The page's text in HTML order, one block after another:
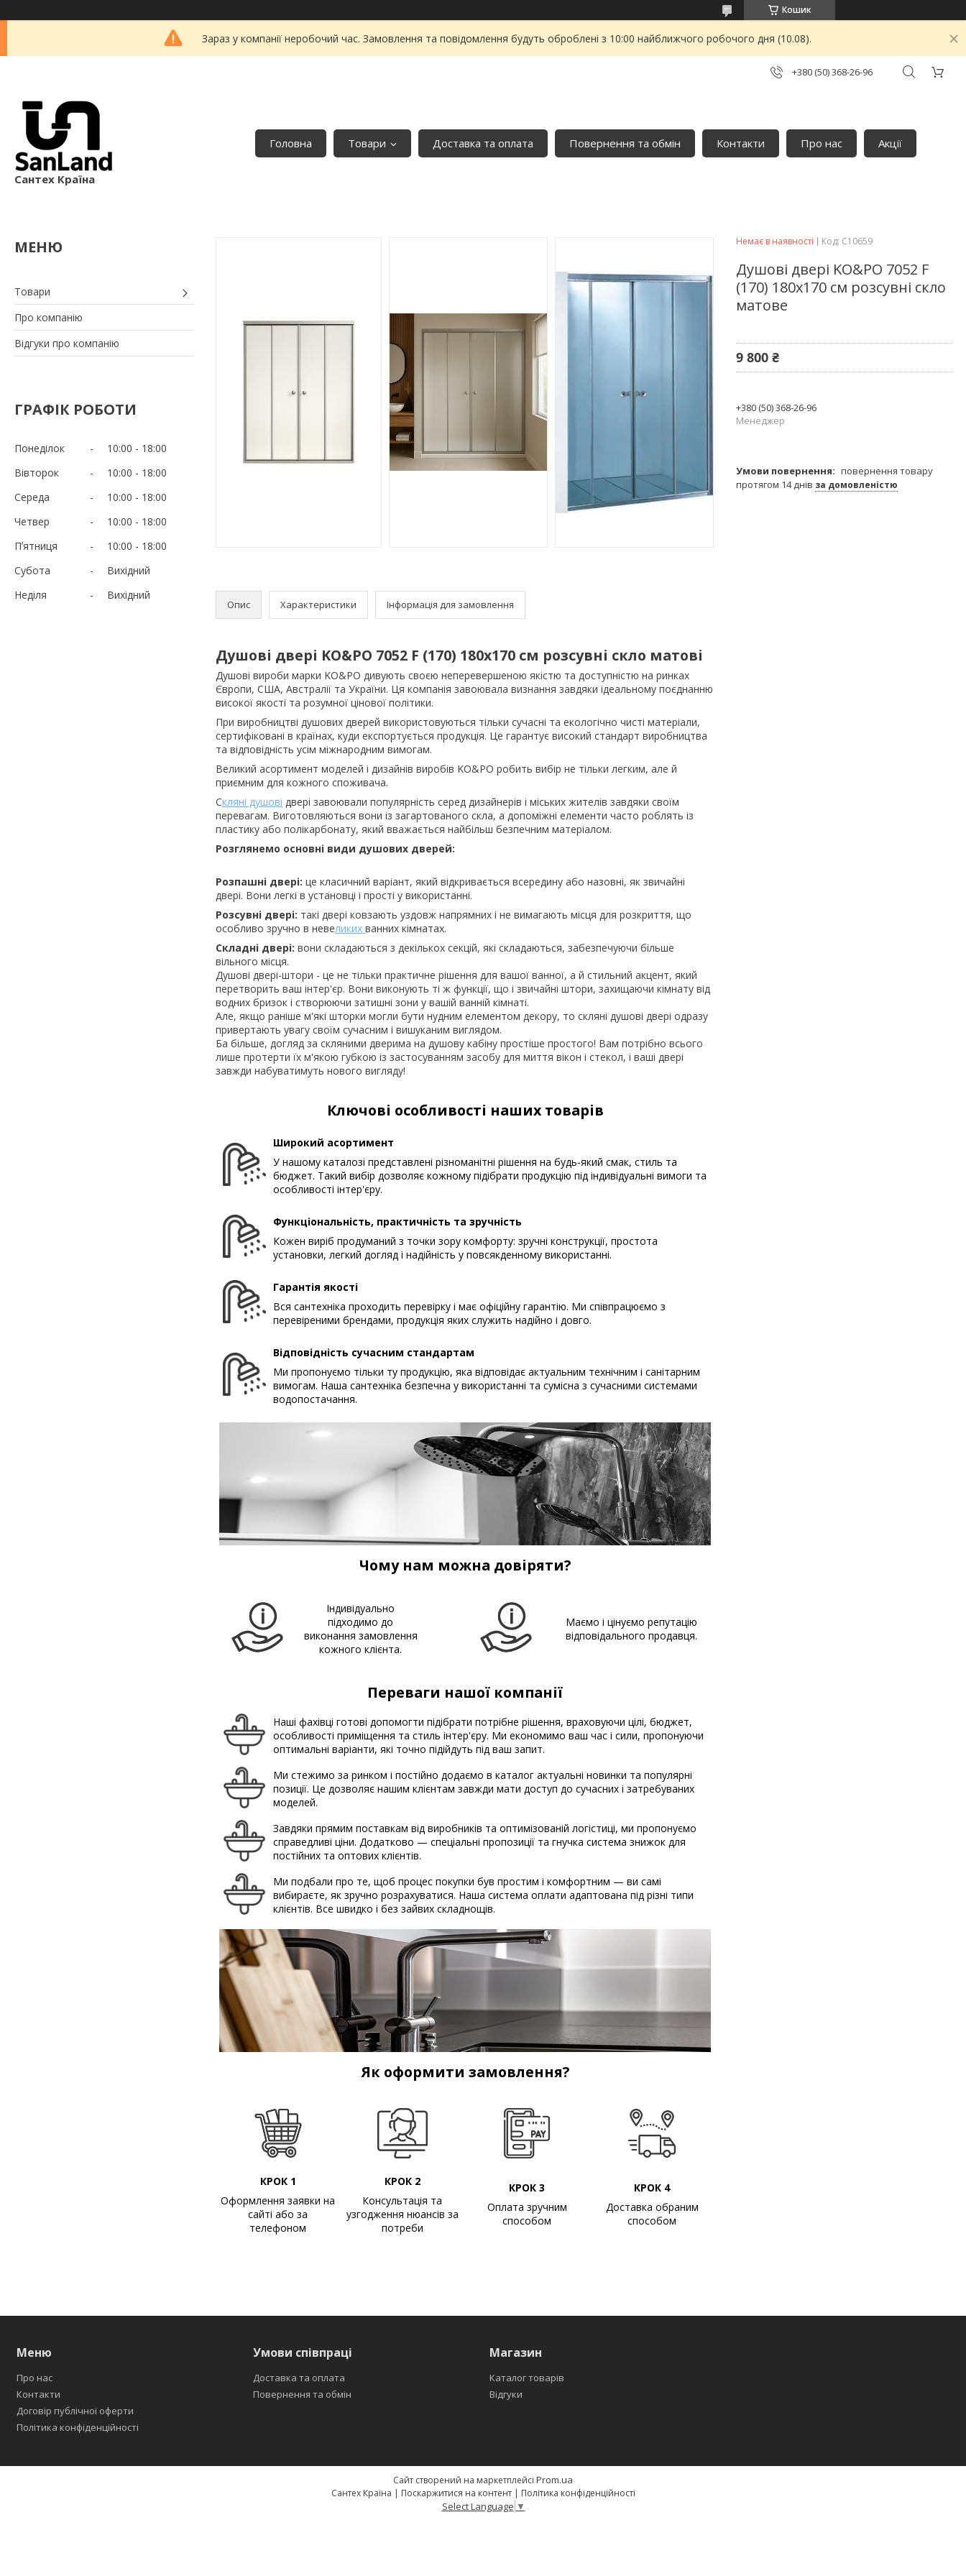
Кошик
Зараз у компанії неробочий час. Замовлення та повідомлення будуть оброблені з 10:00 найближчого робочого дня (10.08).
+380 (50) 368-26-96
Сантех Країна
Головна Товари Доставка та оплата Повернення та обмін Контакти Про нас Акції
Товари
Про компанію
Відгуки про компанію
ГРАФІК РОБОТИ
Понеділок 10:00
18:00
Вівторок
10:00
18:00
Середа
10:00
18:00
Четвер
10:00
18:00
Пʼятниця
10:00
18:00
Субота
Вихідний
Неділя
Вихідний
Опис Характеристики Інформація для замовлення
Душові двері KO&PO 7052 F (170) 180х170 см розсувні скло матові
Душові вироби марки KO&PO дивують своєю неперевершеною якістю та доступністю на ринках
Європи, США, Австралії та України. Ця компанія завоювала визнання завдяки ідеальному поєднанню
високої якості та розумної цінової політики.
При виробництві душових дверей використовуються тільки сучасні та екологічно чисті матеріали,
сертифіковані в країнах, куди експортується продукція. Це гарантує високий стандарт виробництва
та відповідність усім міжнародним вимогам.
Великий асортимент моделей і дизайнів виробів KO&PO робить вибір не тільки легким, але й
приємним для кожного споживача.
Скляні душові двері завоювали популярність серед дизайнерів і міських жителів завдяки своїм
перевагам. Виготовляються вони із загартованого скла, а допоміжні елементи часто роблять із
пластику або полікарбонату, який вважається найбільш безпечним матеріалом.
Розглянемо основні види душових дверей:
Розпашні двері: це класичний варіант, який відкривається всередину або назовні, як звичайні
двері. Вони легкі в установці і прості у використанні.
Розсувні двері: такі двері ковзають уздовж напрямних і не вимагають місця для розкриття, що
особливо зручно в невеликих ванних кімнатах.
Складні двері: вони складаються з декількох секцій, які складаються, забезпечуючи більше
вільного місця.
Душові двері-штори - це не тільки практичне рішення для вашої ванної, а й стильний акцент, який
перетворить ваш інтер'єр. Вони виконують ті ж функції, що і звичайні штори, захищаючи кімнату від
водних бризок і створюючи затишні зони у вашій ванній кімнаті.
Але, якщо раніше м'які шторки могли бути нудним елементом декору, то скляні душові двері одразу
привертають увагу своїм сучасним і вишуканим виглядом.
Ба більше, догляд за скляними дверима на душову кабіну простіше простого! Вам потрібно всього
лише протерти їх м'якою губкою із застосуванням засобу для миття вікон і стекол, і ваші двері
завжди набуватимуть нового вигляду!
Ключові особливості наших товарів
Широкий асортимент
У нашому каталозі представлені різноманітні рішення на будь-який смак, стиль та
бюджет. Такий вибір дозволяє кожному підібрати продукцію під індивідуальні вимоги та
особливості інтер'єру.
Функціональність, практичність та зручність
Кожен виріб продуманий з точки зору комфорту: зручні конструкції, простота
установки, легкий догляд і надійність у повсякденному використанні.
Гарантія якості
Вся сантехніка проходить перевірку і має офіційну гарантію. Ми співпрацюємо з
перевіреними брендами, продукція яких служить надійно і довго.
Відповідність сучасним стандартам
Ми пропонуємо тільки ту продукцію, яка відповідає актуальним технічним і санітарним
вимогам. Наша сантехніка безпечна у використанні та сумісна з сучасними системами
водопостачання.
Чому нам можна довіряти?
Індивідуально
підходимо до
виконання замовлення
кожного клієнта.
Маємо і цінуємо репутацію
відповідального продавця.
Переваги нашої компанії
Наші фахівці готові допомогти підібрати потрібне рішення, враховуючи цілі, бюджет,
особливості приміщення та стиль інтер'єру. Ми економимо ваш час і сили, пропонуючи
оптимальні варіанти, які точно підійдуть під ваш запит.
Ми стежимо за ринком і постійно додаємо в каталог актуальні новинки та популярні
позиції. Це дозволяє нашим клієнтам завжди мати доступ до сучасних і затребуваних
моделей.
Завдяки прямим поставкам від виробників та оптимізованій логістиці, ми пропонуємо
справедливі ціни. Додатково — спеціальні пропозиції та гнучка система знижок для
постійних та оптових клієнтів.
Ми подбали про те, щоб процес покупки був простим і комфортним — ви самі
вибираєте, як зручно розрахуватися. Наша система оплати адаптована під різні типи
клієнтів. Все швидко і без зайвих складнощів.
Як оформити замовлення?
КРОК 1
Оформлення заявки на
сайті або за
телефоном
КРОК 2
Консультація та
узгодження нюансів за
потреби
КРОК 3
Оплата зручним
способом
КРОК 4
Доставка обраним
способом
Немає в наявності Код: C10659
Душові двері KO&PO 7052 F
(170) 180х170 см розсувні скло
матове
9 800 ₴
+380 (50) 368-26-96
Менеджер
повернення товару
протягом 14 днів за домовленістю
Меню
Про нас
Контакти
Договір публічної оферти
Політика конфіденційності
Умови співпраці
Доставка та оплата
Повернення та обмін
Магазин
Каталог товарів
Відгуки
Сайт створений на маркетплейсі Prom.ua
Сантех Країна | Поскаржитися на контент | Політика конфіденційності
Select Language ▼